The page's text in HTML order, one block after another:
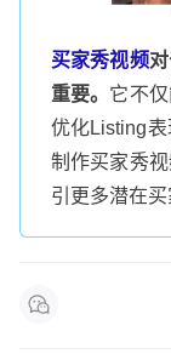
买家秀视频
重要。 它不
优化Listing
制作买家秀
引更多潜在买